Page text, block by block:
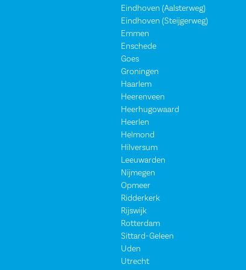
Eindhoven (Aalsterweg)
Eindhoven (Steijgerweg)
Emmen
Enschede
Goes
Groningen
Haarlem
Heerenveen
Heerhugowaard
Heerlen
Helmond
Hilversum
Leeuwarden
Nijmegen
Opmeer
Ridderkerk
Rijswijk
Rotterdam
Sittard-Geleen
Uden
Utrecht